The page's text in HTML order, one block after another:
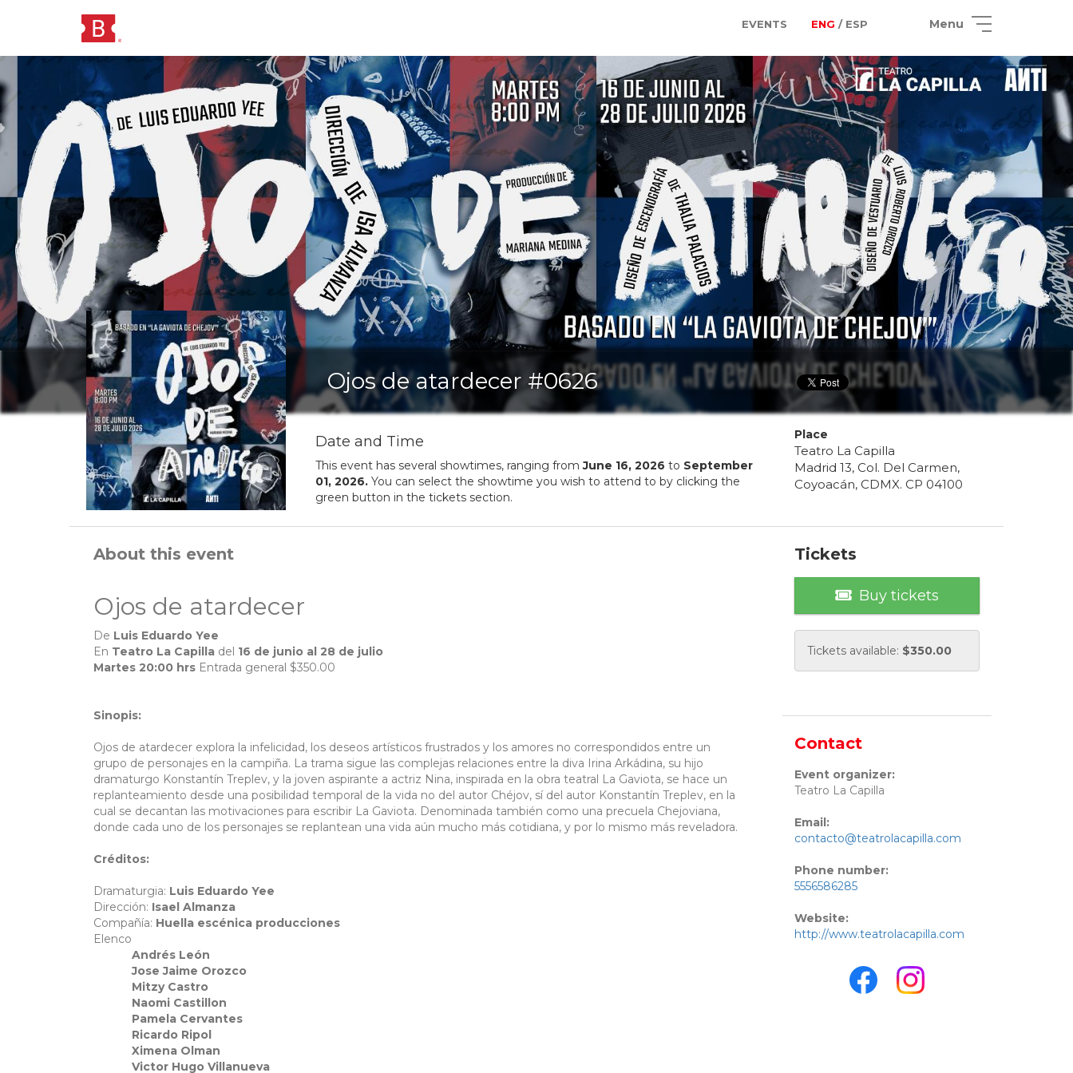
EVENTS ENG / ESP Menu
Ojos de atardecer #0626
Date and Time
This event has several showtimes, ranging fromJune 16, 2026 to September
01, 2026.You can select the showtime you wish to attend to by clicking the
green button in the tickets section.
Place
Teatro La Capilla
Madrid 13, Col. Del Carmen,
Coyoacán, CDMX. CP 04100
About this event
Ojos de atardecer
De Luis Eduardo Yee
En Teatro La Capilla del 16 de junio al 28 de julio
Martes 20:00 hrs Entrada general $350.00
Sinopis:
Ojos de atardecer explora la infelicidad, los deseos artísticos frustrados y los amores no correspondidos entre un
grupo de personajes en la campiña. La trama sigue las complejas relaciones entre la diva Irina Arkádina, su hijo
dramaturgo Konstantín Treplev, y la joven aspirante a actriz Nina, inspirada en la obra teatral La Gaviota, se hace un
replanteamiento desde una posibilidad temporal de la vida no del autor Chéjov, sí del autor Konstantín Treplev, en la
cual se decantan las motivaciones para escribir La Gaviota. Denominada también como una precuela Chejoviana,
donde cada uno de los personajes se replantean una vida aún mucho más cotidiana, y por lo mismo más reveladora.
Créditos:
Dramaturgia: Luis Eduardo Yee
Dirección: Isael Almanza
Compañía: Huella escénica producciones
Elenco
Andrés León
Jose Jaime Orozco
Mitzy Castro
Naomi Castillon
Pamela Cervantes
Ricardo Ripol
Ximena Olman
Victor Hugo Villanueva
Tickets
Buy tickets
Tickets available: $350.00
Contact
Event organizer:
Teatro La Capilla
Email:
contacto@teatrolacapilla.com
Phone number:
5556586285
Website:
http://www.teatrolacapilla.com